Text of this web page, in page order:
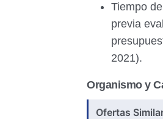
Tiempo
previa
2021).
Organismo y
Ofertas